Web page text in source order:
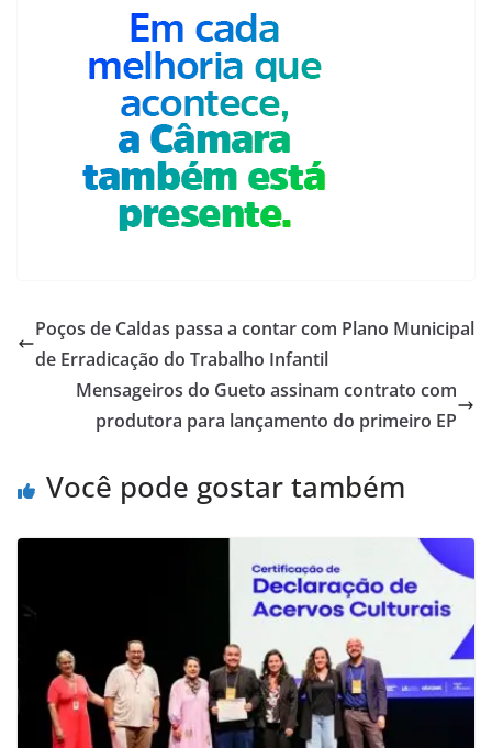
Poços de Caldas passa a contar com Plano Municipal
de Erradicação do Trabalho Infantil
Mensageiros do Gueto assinam contrato com
produtora para lançamento do primeiro EP
Você pode gostar também